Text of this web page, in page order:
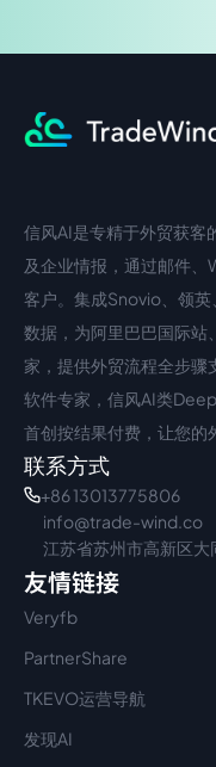
中文入口
信风AI是专精于外贸获客
及企业情报，通过邮件
客户。集成Snovio、领
数据，为阿里巴巴国际站
家，提供外贸流程全步骤
软件专家，信风AI类
首创按结果付费，让您的
联系方式
+86 13013775806
info@trade-wind.co
江苏省苏州市高新区大
友情链接
Veryfb
PartnerShare
TKEVO运营导航
发现AI